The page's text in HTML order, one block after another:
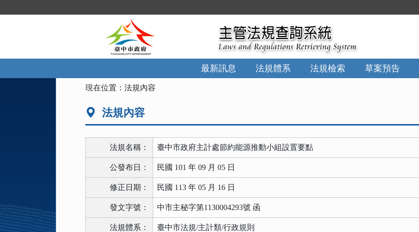
到
最新訊息 法規體系 法規檢索 草案預告
現在位置：法規內容
法規內容
法規名稱： 臺中市政府主計處節約能源推動小組設置要點
公發布日： 民國 101 年 09 月 05 日
修正日期： 民國 113 年 05 月 16 日
發文字號： 中市主秘字第1130004293號 函
法規體系： 臺中市法規/主計類/行政規則